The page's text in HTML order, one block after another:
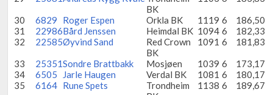
BK
30
6829 Roger Espen Orkla BK 1119 6
186,50
31
22986Bård Jenssen Heimdal BK 1094 6
182,33
32
22585Øyvind Sand
Red Crown
BK
1091 6
181,83
33
25351Sondre Brattbakk Mosjøen 1039 6
173,17
34
6505 Jarle Haugen Verdal BK 1081 6
180,17
35
6164 Rune Spets
Trondheim
1138 6
189,67